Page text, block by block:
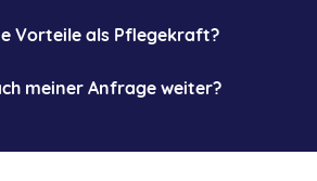
Vorteile als Pflegekraft?
meiner Anfrage weiter?
wir dich kurz an oder melden uns